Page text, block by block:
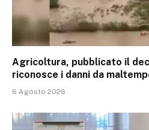
Agricoltura, pubblicato il
riconosce i danni da
6 Agosto 2026